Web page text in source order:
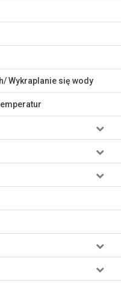
Wykraplanie się wody